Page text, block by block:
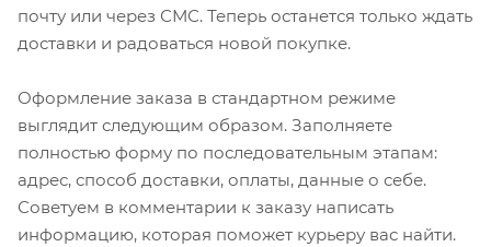
почту или через СМС. Теперь останется только ждать
доставки и радоваться новой покупке.
Оформление заказа в стандартном режиме
выглядит следующим образом. Заполняете
полностью форму по последовательным этапам:
адрес, способ доставки, оплаты, данные о себе.
Советуем в комментарии к заказу написать
информацию, которая поможет курьеру вас найти.